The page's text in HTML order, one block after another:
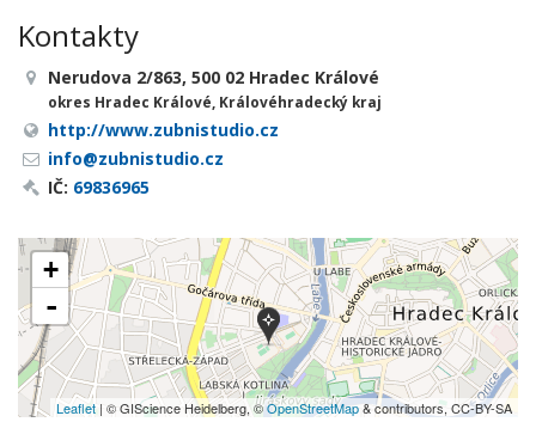
Kontakty
Nerudova 2/863, 500 02 Hradec Králové
okres Hradec Králové, Královéhradecký kraj
http://www.zubnistudio.cz
info@zubnistudio.cz
IČ: 69836965
+
-
Leaflet | © GIScience Heidelberg, ©OpenStreetMap& contributors, CC-BY-SA